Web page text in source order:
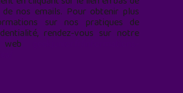
de nos emails. Pour obtenir plus
sur nos pratiques de
rendez-vous sur notre